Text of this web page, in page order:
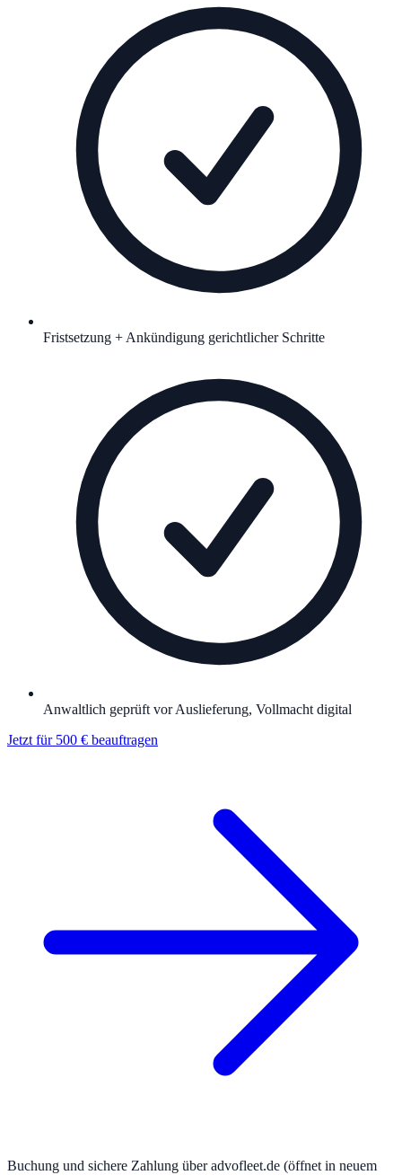
Fristsetzung + Ankündigung gerichtlicher Schritte
Anwaltlich geprüft vor Auslieferung, Vollmacht digital
Jetzt für 500 € beauftragen
Buchung und sichere Zahlung über advofleet.de (öffnet in neuem